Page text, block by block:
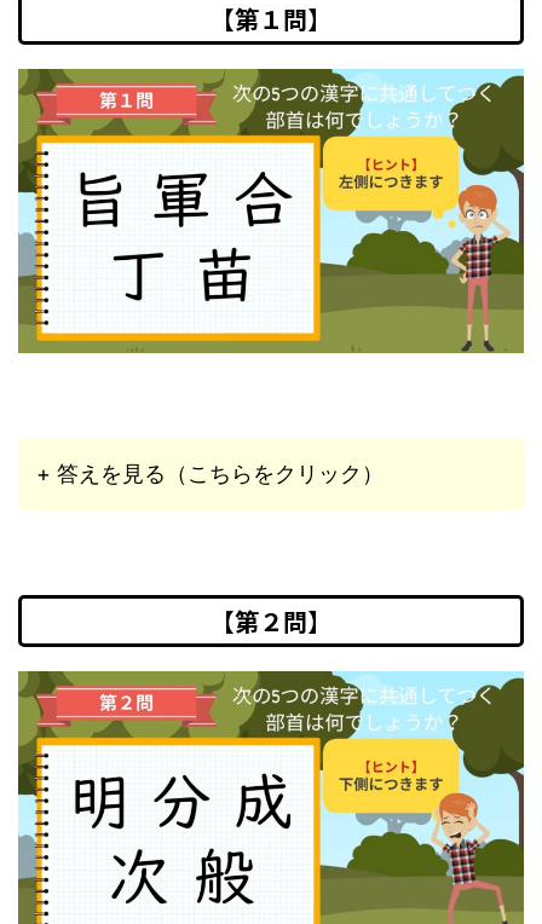
【第１問】
+ 答えを見る（こちらをクリック）
【第２問】